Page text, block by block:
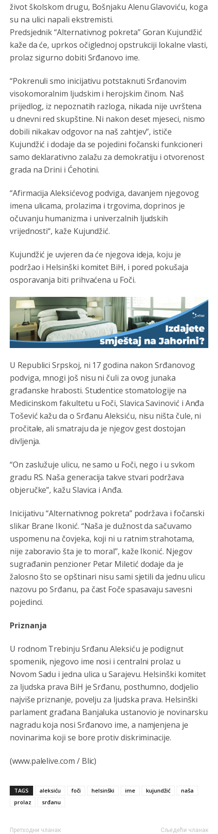
život školskom drugu, Bošnjaku Alenu Glavoviću, koga
su na ulici napali ekstremisti.
Predsjednik “Alternativnog pokreta” Goran Kujundžić
kaže da će, uprkos očiglednoj opstrukciji lokalne vlasti,
prolaz sigurno dobiti Srđanovo ime.
“Pokrenuli smo inicijativu potstaknuti Srđanovim
visokomoralnim ljudskim i herojskim činom. Naš
prijedlog, iz nepoznatih razloga, nikada nije uvrštena
u dnevni red skupštine. Ni nakon deset mjeseci, nismo
dobili nikakav odgovor na naš zahtjev”, ističe
Kujundžić i dodaje da se pojedini fočanski funkcioneri
samo deklarativno zalažu za demokratiju i otvorenost
grada na Drini i Ćehotini.
“Afirmacija Aleksićevog podviga, davanjem njegovog
imena ulicama, prolazima i trgovima, doprinos je
očuvanju humanizma i univerzalnih ljudskih
vrijednosti“, kaže Kujundžić.
Kujundžić je uvjeren da će njegova ideja, koju je
podržao i Helsinški komitet BiH, i pored pokušaja
osporavanja biti prihvaćena u Foči.
U Republici Srpskoj, ni 17 godina nakon Srđanovog
podviga, mnogi još nisu ni čuli za ovog junaka
građanske hrabosti. Studentice stomatologije na
Medicinskom fakultetu u Foči, Slavica Savinović i Anđa
Tošević kažu da o Srđanu Aleksiću, nisu ništa čule, ni
pročitale, ali smatraju da je njegov gest dostojan
divljenja.
“On zaslužuje ulicu, ne samo u Foči, nego i u svkom
gradu RS. Naša generacija takve stvari podržava
objeručke”, kažu Slavica i Anđa.
Inicijativu “Alternativnog pokreta” podržava i fočanski
slikar Brane Ikonić. “Naša je dužnost da sačuvamo
uspomenu na čovjeka, koji ni u ratnim strahotama,
nije zaboravio šta je to moral”, kaže Ikonić. Njegov
sugrađanin penzioner Petar Miletić dodaje da je
žalosno što se opštinari nisu sami sjetili da jednu ulicu
nazovu po Srđanu, pa čast Foče spasavaju savesni
pojedinci.
Priznanja
U rodnom Trebinju Srđanu Aleksiću je podignut
spomenik, njegovo ime nosi i centralni prolaz u
Novom Sadu i jedna ulica u Sarajevu. Helsinški komitet
za ljudska prava BiH je Srđanu, posthumno, dodjelio
najviše priznanje, povelju za ljudska prava. Helsinški
parlament građana Banjaluka ustanovio je novinarsku
nagradu koja nosi Srđanovo ime, a namjenjena je
novinarima koji se bore protiv diskriminacije.
(www.palelive.com / Blic)
TAGS aleksiću foči helsinški ime kujundžić
naša
prolaz
srđanu
Претходни чланак Сљедећи чланак
Анонимно2807895 8/6/2026 12:16
Dobro zboris 791,ovaj721 dok nije bilo interneta,samo
mu je porodica znala da je glup!
Анонимно2807895 8/6/2026 12:18
slabije.Izzivota iskljuci tri stvari uvredu,neznanje i
zavist.Svedok si ziv gaji tri stvari dobrotu,pamet i
prijateljstvo!!
Анонимно2806721 8/6/2026 12:39
genocidna tvorevina pravi smetnju a recimo Srbija je
davno priznala.Na svakom proizvodu iz Srbije stoji -
Sve i da se nekim čudom vojska Srbije "vrati" na
Kosovo-kome će se vratiti? Gdje je dobrodošla i koga
da brani? A imamo vojsku Kosova kojoj želimo svako
dobro i da se što bolje opreme
i mi tebi želimo dug život i tešku bolest
Анонимно2808216 8/6/2026 1:42
Akò se prevede...manji umro nego sto se rodio.
Анонимно2806721 8/6/2026 2:27
Kuniocu ide q u guz...
Анонимно2808843 8/6/2026 6:20
reconquista
Evo dasak vijetra s Romanije,neko iz publike povika,ma
pusti ih ciganija...pocetkom ovog vjeka,neko rece za
Radovana i Ratka kaki su oni srbi...i poce dalje da
besjedi znam ja dobro sta je bilo u Ag-ci...
Анонимно2810587 8/7/2026 11:13
Анонимно2810587
svima fajem,radujem se tudjoj sreci.I ko ima i ko nema
Анонимно2810587 8/7/2026
11:24
Nije u svijetu problem,nahraniti siromasnd,kako nahraniti
Анонимно2810587 8/7/2026 11:26
Pozdrav,evo hvata me meze.
Анонимно2811968 8/7/2026 11:38
Narod ne zeli da ih vode bogati i podobni,narod hoce
pametne i postene.